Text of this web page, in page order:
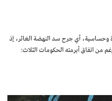
وحساسية، أي جرح سد النهضة الغائر، إذ
من اتفاق أبرمته الحكومات الثلاث: